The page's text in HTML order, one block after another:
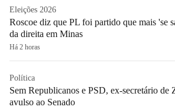
Eleições 2026
Roscoe diz que PL foi partido que mais 'se
da direita em Minas
Há 2 horas
Política
Sem Republicanos e PSD, ex-secretário de
avulso ao Senado